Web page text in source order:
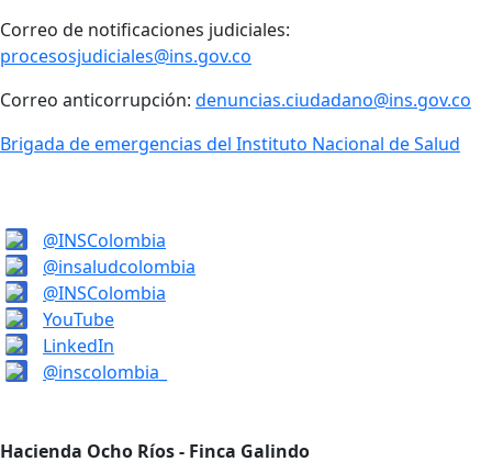
Correo de notificaciones judiciales:
procesosjudiciales@ins.gov.co
Correo anticorrupción: denuncias.ciudadano@ins.gov.co
Brigada de emergencias del Instituto Nacional de Salud
@INSColombia
@insaludcolombia
@INSColombia
YouTube
LinkedIn
@inscolombia_
Hacienda Ocho Ríos - Finca Galindo